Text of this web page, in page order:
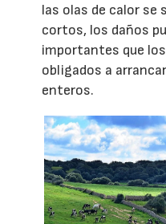
las olas de calor se
cortos, los daños
importantes que
obligados a
enteros.